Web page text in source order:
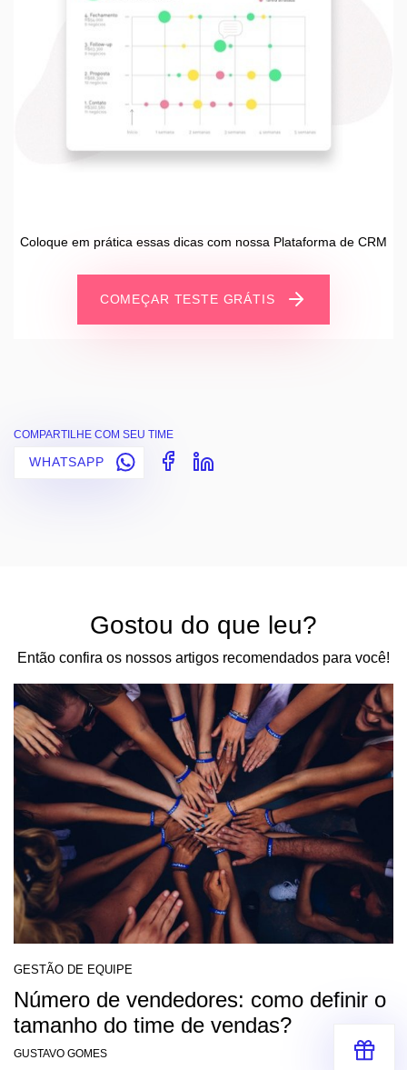
Coloque em prática essas dicas com nossa Plataforma de CRM
COMEÇAR TESTE GRÁTIS
COMPARTILHE COM SEU TIME
WHATSAPP
Gostou do que leu?
Então confira os nossos artigos recomendados para você!
GESTÃO DE EQUIPE
Número de vendedores: como definir o
tamanho do time de vendas?
GUSTAVO GOMES